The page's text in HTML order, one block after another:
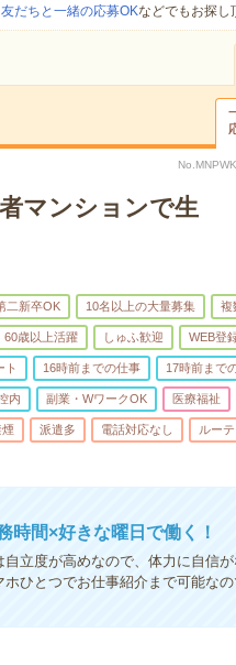
友だちと一緒の応募OKなどでもお探し
マンションで生
二新卒OK 10名以上の大量募集 複
60歳以上活躍 しゅふ歓迎 WEB登
ト 16時前までの仕事 17時前まで
内 副業・WワークOK 医療福祉
派遣多 電話対応なし ルー
時間×好きな曜日で働く！
立度が高めなので、体力に自信
ひとつでお仕事紹介まで可能な